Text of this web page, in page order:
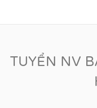
TUYỂN NV